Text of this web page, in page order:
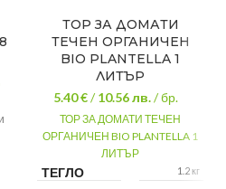
ТОР ЗА ДОМАТИ
ТЕЧЕН ОРГАНИЧЕН
BIO PLANTELLA 1
ЛИТЪР
5.40 €/10.56лв./ бр.
ТОР ЗА ДОМАТИ ТЕЧЕН
ОРГАНИЧЕН BIO PLANTELLA 1
ЛИТЪР
ТЕГЛО 1.2 кг